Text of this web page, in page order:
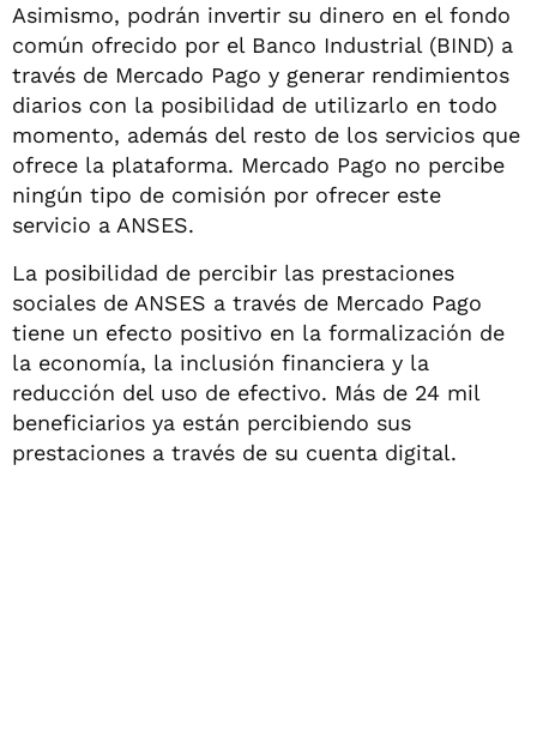
Asimismo, podrán invertir su dinero en el fondo
común ofrecido por el Banco Industrial (BIND) a
través de Mercado Pago y generar rendimientos
diarios con la posibilidad de utilizarlo en todo
momento, además del resto de los servicios que
ofrece la plataforma. Mercado Pago no percibe
ningún tipo de comisión por ofrecer este
servicio a ANSES.
La posibilidad de percibir las prestaciones
sociales de ANSES a través de Mercado Pago
tiene un efecto positivo en la formalización de
la economía, la inclusión financiera y la
reducción del uso de efectivo. Más de 24 mil
beneficiarios ya están percibiendo sus
prestaciones a través de su cuenta digital.